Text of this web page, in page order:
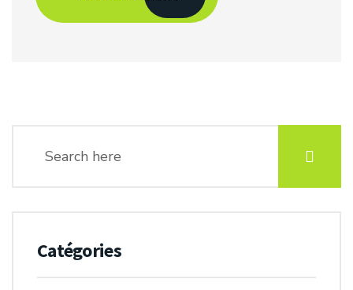
Catégories